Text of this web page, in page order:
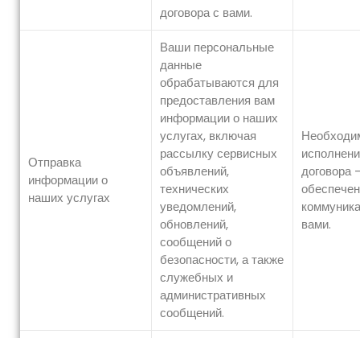
договора с вами.
Отправка
информации о
наших услугах
Ваши персональные
данные
обрабатываются для
предоставления вам
информации о наших
услугах, включая
рассылку сервисных
объявлений,
технических
уведомлений,
обновлений,
сообщений о
безопасности, а также
служебных и
административных
сообщений.
договора
вами.